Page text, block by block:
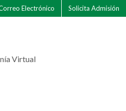
Electrónico Solicita Admisión
Virtual